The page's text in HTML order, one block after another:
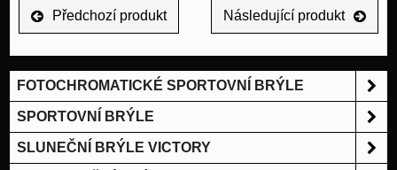
Předchozí produkt Následující produkt
FOTOCHROMATICKÉ SPORTOVNÍ BRÝLE
SPORTOVNÍ BRÝLE
SLUNEČNÍ BRÝLE VICTORY